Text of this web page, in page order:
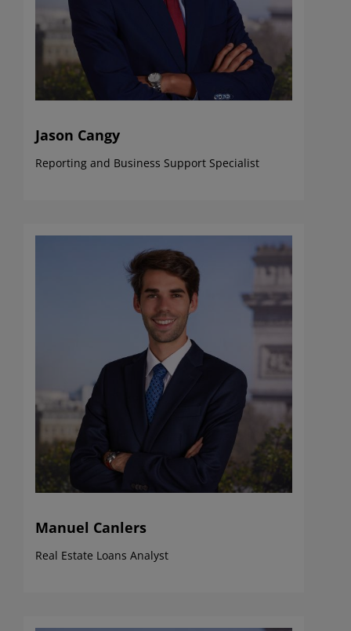
Jason Cangy
Reporting and Business Support Specialist
Manuel Canlers
Real Estate Loans Analyst